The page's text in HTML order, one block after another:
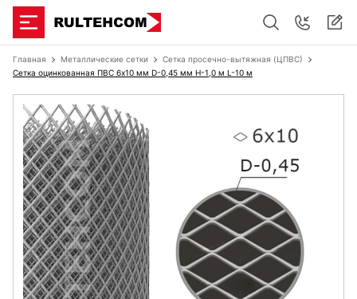
Главная Металлические сетки
Сетка просечно-вытяжная (ЦПВС)
Сетка оцинкованная ПВС 6х10 мм D-0,45 мм H-1,0 м L-10 м